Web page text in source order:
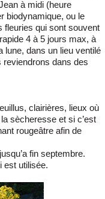
à midi (heure
biodynamique, ou le
fleuries qui sont souvent
4 à 5 jours max, à
lune, dans un lieu ventilé
dans des
clairières, lieux où
sècheresse et si c’est
rougeâtre afin de
fin septembre.
est utilisée.